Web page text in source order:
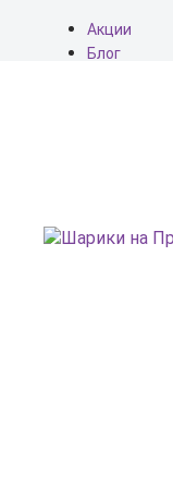
Акции
Блог